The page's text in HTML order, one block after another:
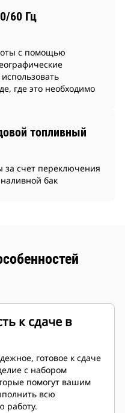
60 Гц
с помощью
где это необходимо
топливный
счет переключения
бак
к сдаче в
готовое к сдаче
с набором
помогут вашим
всю
работу.